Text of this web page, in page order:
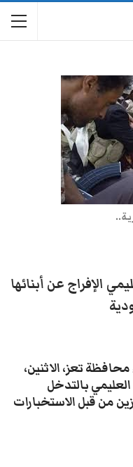
الإفراج عن أبنائها
تعز، الاثنين،
بالتدخل
من قبل الاستخبارات